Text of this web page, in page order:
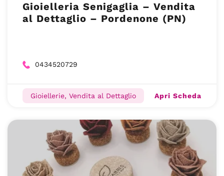
Gioielleria Senigaglia – Vendita
al Dettaglio – Pordenone (PN)
0434520729
Gioiellerie, Vendita al Dettaglio Apri Scheda